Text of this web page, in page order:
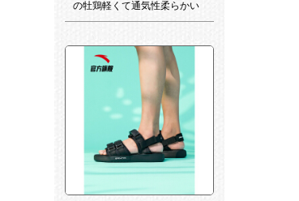
の牡鶏軽くて通気性柔らかい
靴底学生スポツーカージュ男